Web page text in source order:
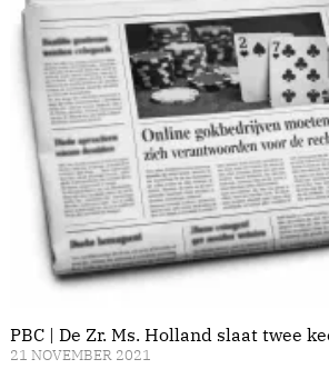
PBC | De Zr. Ms. Holland slaat twee
21 NOVEMBER 2021